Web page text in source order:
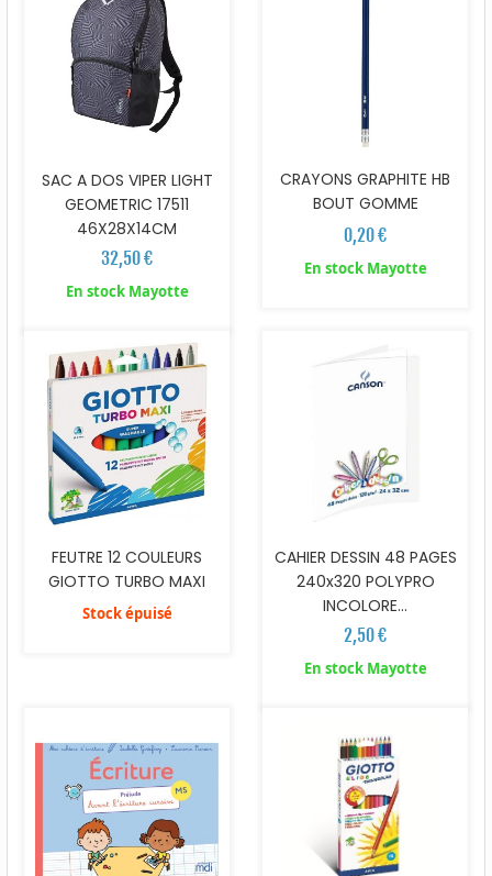
SAC A DOS VIPER LIGHT
GEOMETRIC 17511
46X28X14CM
32,50 €
En stock Mayotte
CRAYONS GRAPHITE HB
BOUT GOMME
0,20 €
En stock Mayotte
FEUTRE 12 COULEURS
GIOTTO TURBO MAXI
Stock épuisé
CAHIER DESSIN 48 PAGES
240x320 POLYPRO
INCOLORE...
2,50 €
En stock Mayotte